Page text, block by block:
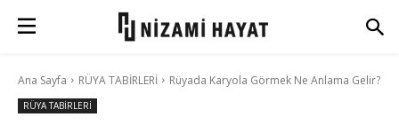
Ana Sayfa RÜYA TABİRLERİ Rüyada Karyola Görmek Ne Anlama Gelir?
RÜYA TABİRLERİ